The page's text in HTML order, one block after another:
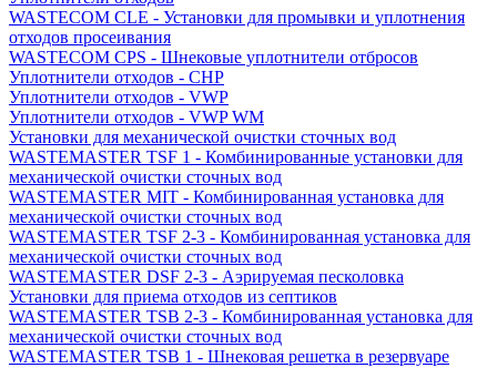
WASTECOM CLE - Установки для промывки и уплотнения
отходов просеивания
WASTECOM CPS - Шнековые уплотнители отбросов
Уплотнители отходов - CHP
Уплотнители отходов - VWP
Уплотнители отходов - VWP WM
Установки для механической очистки сточных вод
WASTEMASTER TSF 1 - Комбинированные установки для
механической очистки сточных вод
WASTEMASTER MIT - Комбинированная установка для
механической очистки сточных вод
WASTEMASTER TSF 2-3 - Комбинированная установка для
механической очистки сточных вод
WASTEMASTER DSF 2-3 - Аэрируемая песколовка
Установки для приема отходов из септиков
WASTEMASTER TSB 2-3 - Комбинированная установка для
механической очистки сточных вод
WASTEMASTER TSB 1 - Шнековая решетка в резервуаре